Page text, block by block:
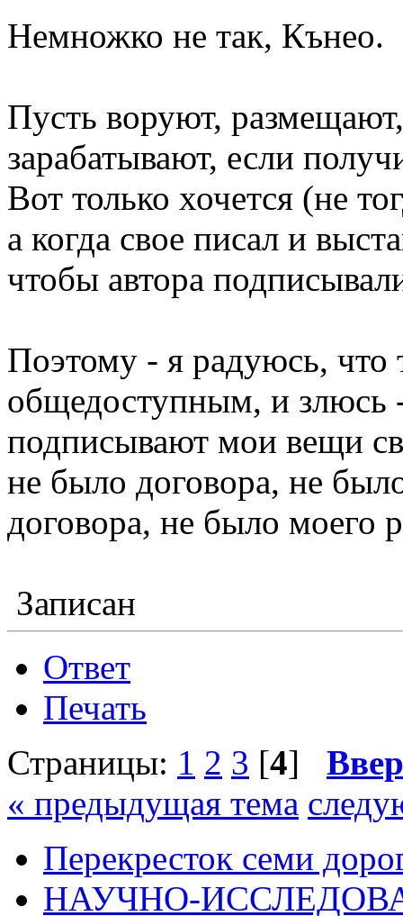
Немножко не так, Кънео.
Пусть воруют,
зарабатывают, если
Вот только хочется (не
а когда свое писал и
чтобы автора
Поэтому - я радуюсь, что
общедоступным, и злюсь
подписывают мои вещи
не было договора, не
договора, не было моего
Записан
Ответ
Печать
Страницы: 1 2 3 [4]
« предыдущая тема
Перекресток семи
НАУЧНО-